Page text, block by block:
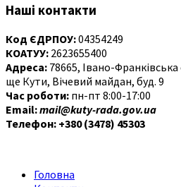
Наші контакти
Код ЄДРПОУ:04354249
КОАТУУ: 2623655400
Адреса: 78665, Івано-
ще Кути, Вічевий майдан, буд. 9
Час роботи: пн-пт 8:00-17:00
Email:mail@kuty-rada.gov.ua
Телефон: +380 (3478) 45303
Головна